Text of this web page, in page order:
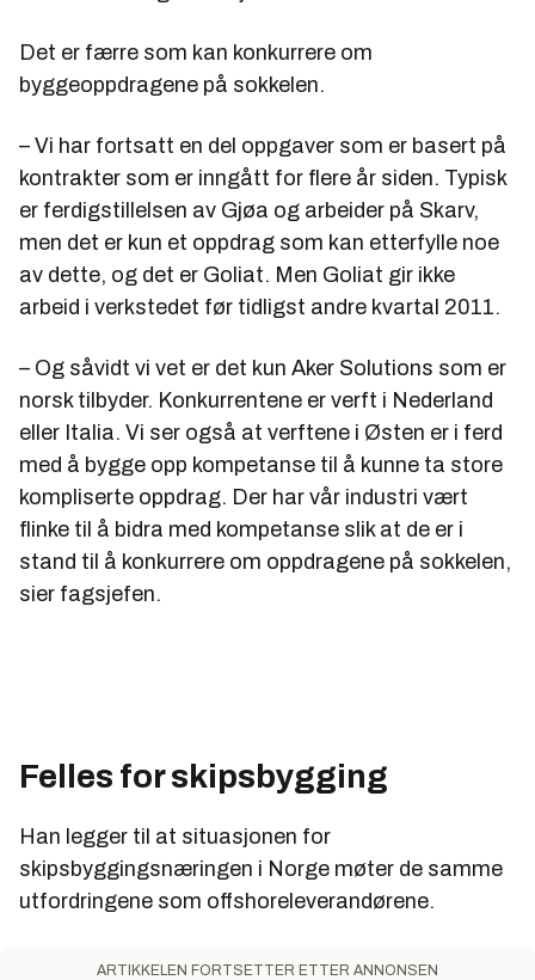
Det er færre som kan konkurrere om
byggeoppdragene på sokkelen.
– Vi har fortsatt en del oppgaver som er basert på
kontrakter som er inngått for flere år siden. Typisk
er ferdigstillelsen av Gjøa og arbeider på Skarv,
men det er kun et oppdrag som kan etterfylle noe
av dette, og det er Goliat. Men Goliat gir ikke
arbeid i verkstedet før tidligst andre kvartal 2011.
– Og såvidt vi vet er det kun Aker Solutions som er
norsk tilbyder. Konkurrentene er verft i Nederland
eller Italia. Vi ser også at verftene i Østen er i ferd
med å bygge opp kompetanse til å kunne ta store
kompliserte oppdrag. Der har vår industri vært
flinke til å bidra med kompetanse slik at de er i
stand til å konkurrere om oppdragene på sokkelen,
sier fagsjefen.
Felles for skipsbygging
Han legger til at situasjonen for
skipsbyggingsnæringen i Norge møter de samme
utfordringene som offshoreleverandørene.
ARTIKKELEN FORTSETTER ETTER ANNONSEN